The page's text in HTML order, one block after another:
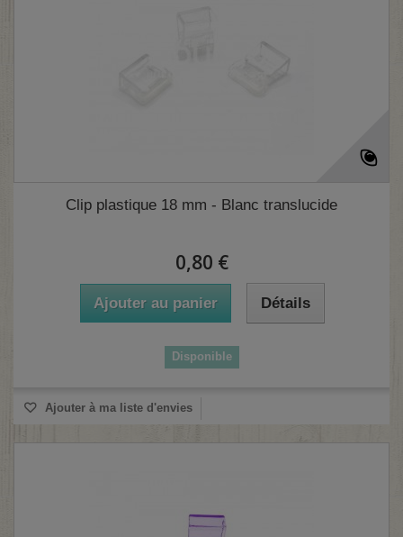
Clip plastique 18 mm - Blanc translucide
0,80 €
Ajouter au panier Détails
Disponible
Ajouter à ma liste d'envies